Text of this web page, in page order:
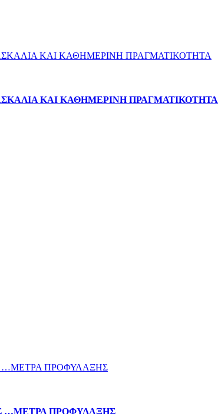
ΚΑΙ ΚΑΘΗΜΕΡΙΝΗ ΠΡΑΓΜΑΤΙΚΟΤΗΤΑ
…ΜΕΤΡΑ ΠΡΟΦΥΛΑΞΗΣ